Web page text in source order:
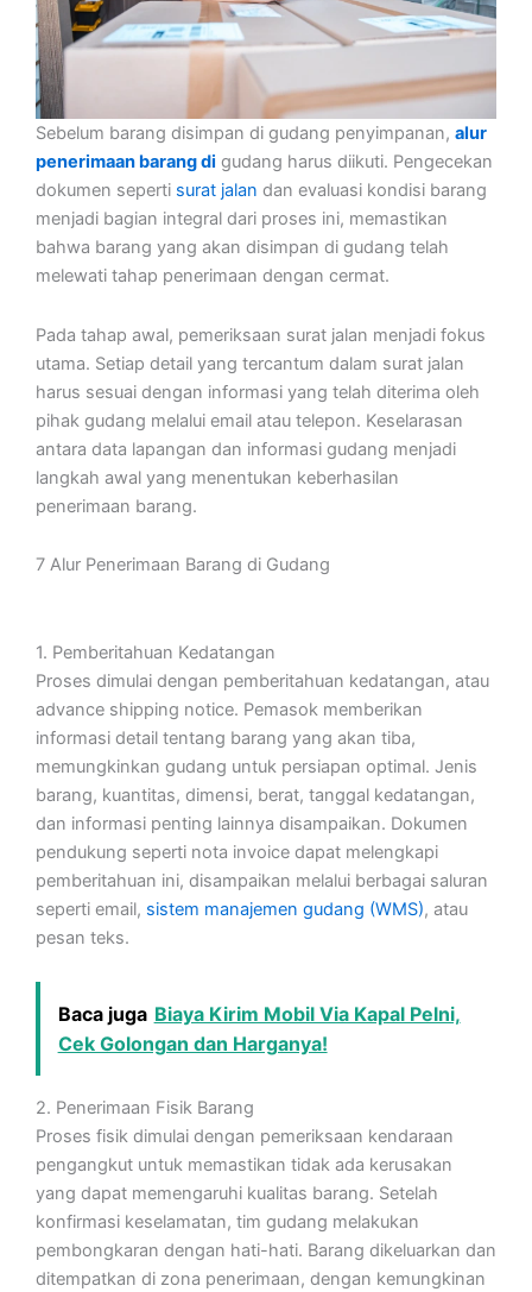
Sebelum barang disimpan di gudang penyimpanan, alur
penerimaan barang di gudang harus diikuti. Pengecekan
dokumen seperti surat jalan dan evaluasi kondisi barang
menjadi bagian integral dari proses ini, memastikan
bahwa barang yang akan disimpan di gudang telah
melewati tahap penerimaan dengan cermat.
Pada tahap awal, pemeriksaan surat jalan menjadi fokus
utama. Setiap detail yang tercantum dalam surat jalan
harus sesuai dengan informasi yang telah diterima oleh
pihak gudang melalui email atau telepon. Keselarasan
antara data lapangan dan informasi gudang menjadi
langkah awal yang menentukan keberhasilan
penerimaan barang.
7 Alur Penerimaan Barang di Gudang
1. Pemberitahuan Kedatangan
Proses dimulai dengan pemberitahuan kedatangan, atau
advance shipping notice. Pemasok memberikan
informasi detail tentang barang yang akan tiba,
memungkinkan gudang untuk persiapan optimal. Jenis
barang, kuantitas, dimensi, berat, tanggal kedatangan,
dan informasi penting lainnya disampaikan. Dokumen
pendukung seperti nota invoice dapat melengkapi
pemberitahuan ini, disampaikan melalui berbagai saluran
seperti email, sistem manajemen gudang (WMS), atau
pesan teks.
Baca juga Biaya Kirim Mobil Via Kapal Pelni,
Cek Golongan dan Harganya!
2. Penerimaan Fisik Barang
Proses fisik dimulai dengan pemeriksaan kendaraan
pengangkut untuk memastikan tidak ada kerusakan
yang dapat memengaruhi kualitas barang. Setelah
konfirmasi keselamatan, tim gudang melakukan
pembongkaran dengan hati-hati. Barang dikeluarkan dan
ditempatkan di zona penerimaan, dengan kemungkinan